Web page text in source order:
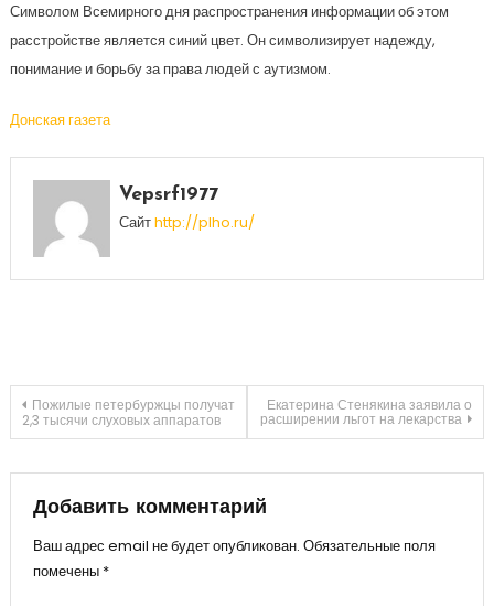
Символом Всемирного дня распространения информации об этом
расстройстве является синий цвет. Он символизирует надежду,
понимание и борьбу за права людей с аутизмом.
Донская газета
Vepsrf1977
Сайтhttp://plho.ru/
Навигация
записям
Пожилые петербуржцы получат
2,3 тысячи слуховых аппаратов
Екатерина Стенякина заявила о
расширении льгот на лекарства
Добавить комментарий
Ваш адрес email не будет опубликован. Обязательные поля
помечены *